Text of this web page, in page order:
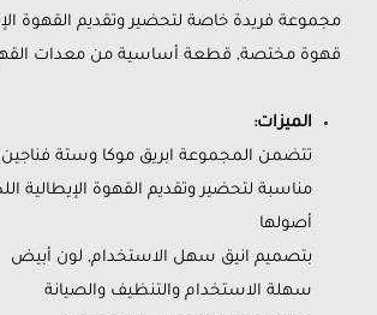
مجموعة فريدة خاصة لتحضير وتقديم القهوة
قهوة مختصة, قطعة أساسية من معدات
الميزات:
تتضمن المجموعة ابريق موكا وستة
مناسبة لتحضير وتقديم القهوة الإيطالية
أصولها
بتصميم انيق سهل الاستخدام, لون أبيض
سهلة الاستخدام والتنظيف والصيانة